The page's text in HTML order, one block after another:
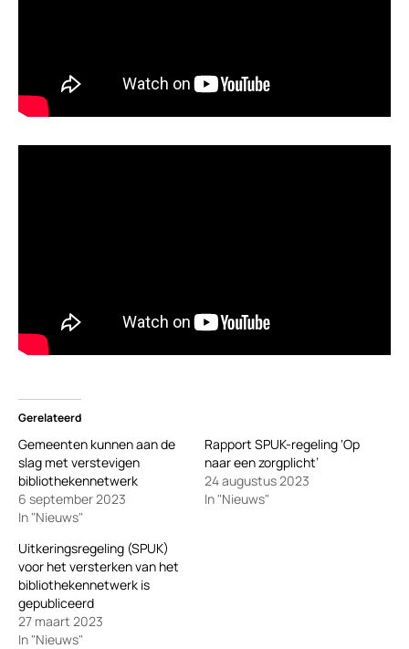
Gerelateerd
Gemeenten kunnen aan de
slag met verstevigen
bibliothekennetwerk
6 september 2023
In "Nieuws"
Rapport SPUK-regeling ‘Op
naar een zorgplicht’
24 augustus 2023
In "Nieuws"
Uitkeringsregeling (SPUK)
voor het versterken van het
bibliothekennetwerk is
gepubliceerd
27 maart 2023
In "Nieuws"